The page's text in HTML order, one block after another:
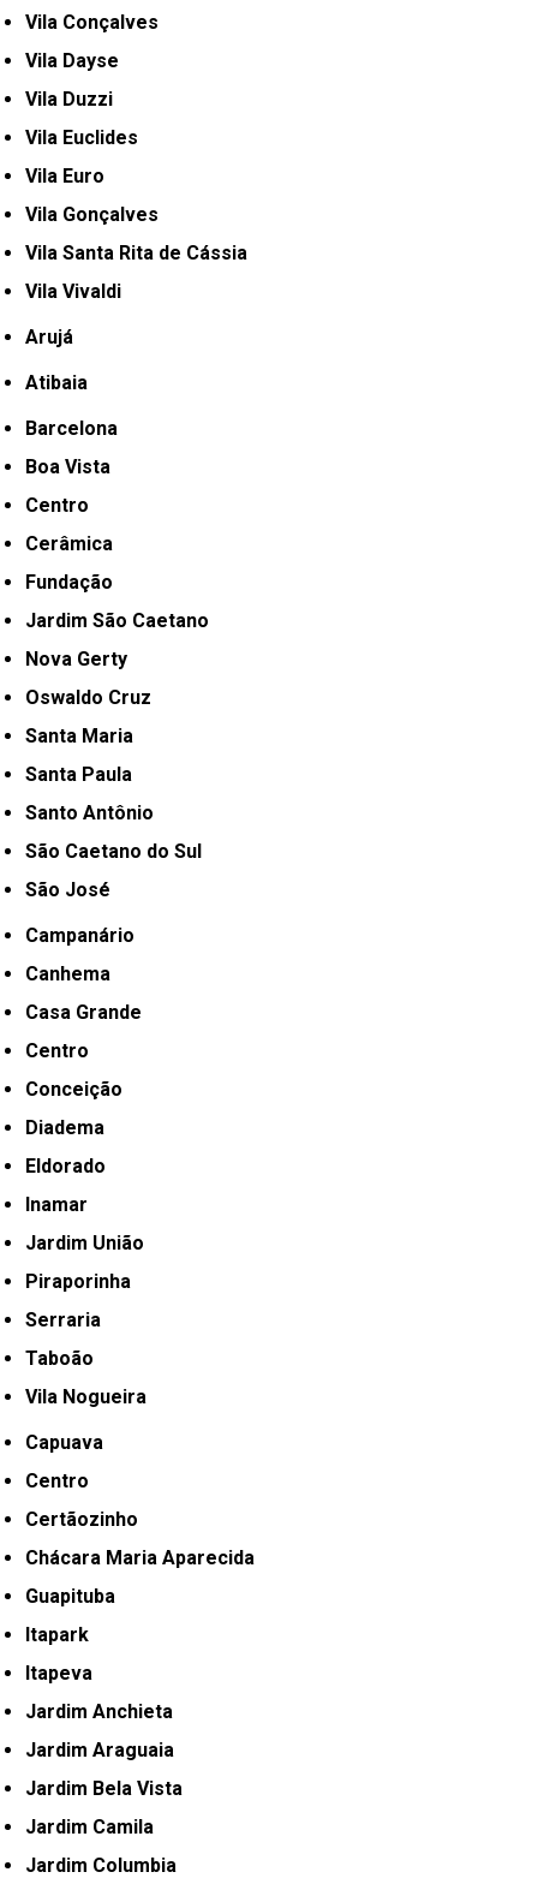
Vila Conçalves
Vila Dayse
Vila Duzzi
Vila Euclides
Vila Euro
Vila Gonçalves
Vila Santa Rita de Cássia
Vila Vivaldi
Arujá
Atibaia
Barcelona
Boa Vista
Centro
Cerâmica
Fundação
Jardim São Caetano
Nova Gerty
Oswaldo Cruz
Santa Maria
Santa Paula
Santo Antônio
São Caetano do Sul
São José
Campanário
Canhema
Casa Grande
Centro
Conceição
Diadema
Eldorado
Inamar
Jardim União
Piraporinha
Serraria
Taboão
Vila Nogueira
Capuava
Centro
Certãozinho
Chácara Maria Aparecida
Guapituba
Itapark
Itapeva
Jardim Anchieta
Jardim Araguaia
Jardim Bela Vista
Jardim Camila
Jardim Columbia